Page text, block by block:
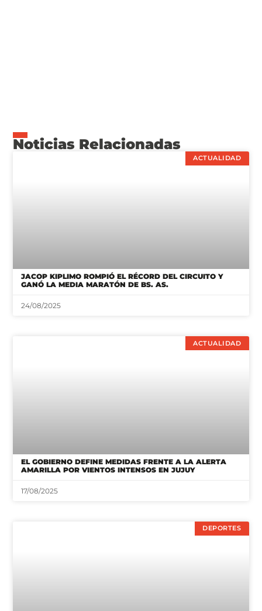
Noticias Relacionadas
ACTUALIDAD
JACOP KIPLIMO ROMPIÓ EL RÉCORD DEL CIRCUITO Y
GANÓ LA MEDIA MARATÓN DE BS. AS.
24/08/2025
ACTUALIDAD
EL GOBIERNO DEFINE MEDIDAS FRENTE A LA ALERTA
AMARILLA POR VIENTOS INTENSOS EN JUJUY
17/08/2025
DEPORTES